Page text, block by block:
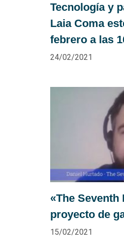
Tecnología y
Laia Coma
febrero a las
24/02/2021
«The Seventh
proyecto de
15/02/2021